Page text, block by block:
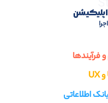
فرآیندها
اطلاعاتی